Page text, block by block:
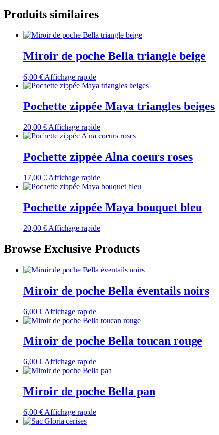
Produits similaires
Miroir de poche Bella triangle beige
6,00 € Affichage rapide
Pochette zippée Maya triangles beiges
20,00 € Affichage rapide
Pochette zippée Alna coeurs roses
17,00 € Affichage rapide
Pochette zippée Maya bouquet bleu
20,00 € Affichage rapide
Browse Exclusive Products
Miroir de poche Bella éventails noirs
6,00 € Affichage rapide
Miroir de poche Bella toucan rouge
6,00 € Affichage rapide
Miroir de poche Bella pan
6,00 € Affichage rapide